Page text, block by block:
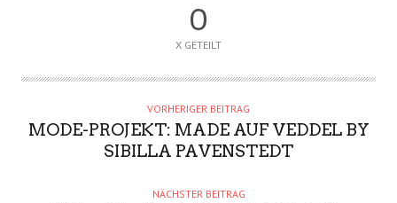
0
X GETEILT
VORHERIGER BEITRAG
MODE-PROJEKT: MADE AUF VEDDEL BY
SIBILLA PAVENSTEDT
NÄCHSTER BEITRAG